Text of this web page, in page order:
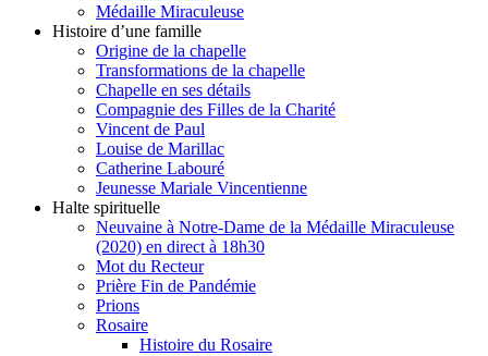
Médaille Miraculeuse
Histoire d’une famille
Origine de la chapelle
Transformations de la chapelle
Chapelle en ses détails
Compagnie des Filles de la Charité
Vincent de Paul
Louise de Marillac
Catherine Labouré
Jeunesse Mariale Vincentienne
Halte spirituelle
Neuvaine à Notre-Dame de la Médaille Miraculeuse
(2020) en direct à 18h30
Mot du Recteur
Prière Fin de Pandémie
Prions
Rosaire
Histoire du Rosaire